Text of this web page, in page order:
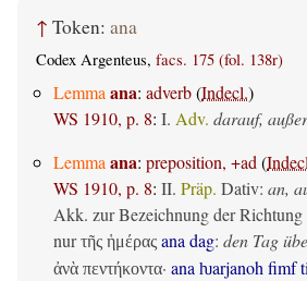
↑ Token: ana
Codex Argenteus, facs. 175 (fol. 138r)
Lemma ana: adverb(Indecl.)
WS 1910, p. 8: I. Adv. darauf,
Lemma ana: preposition, +ad (
WS 1910, p. 8: II. Präp. Dativ: an,
Akk. zur Bezeichnung der Richtung
nurτῆς ἡμέρας ana dag: den Tag
ἀνὰ πεντήκοντα· ana ƕarjanoh fimf